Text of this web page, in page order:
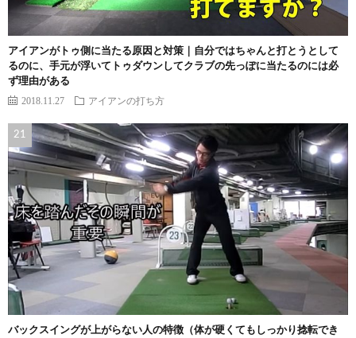
アイアンがトゥ側に当たる原因と対策｜自分ではちゃんと打とうとして
るのに、手元が浮いてトゥダウンしてクラブの先っぽに当たるのには必
ず理由がある
2018.11.27 アイアンの打ち方
バックスイングが上がらない人の特徴（体が硬くてもしっかり捻転でき